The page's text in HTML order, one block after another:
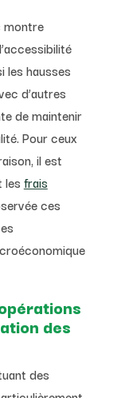
montre
les hausses
d’autres
de maintenir
Pour ceux
il est
les frais
ces
des
des